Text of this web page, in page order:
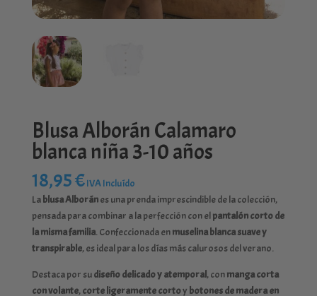
Blusa Alborán Calamaro
blanca niña 3-10 años
18,95€IVA Incluído
La blusa Alboránes una prenda imprescindible de la colección,
pensada para combinar a la perfección con el pantalón corto de
la misma familia. Confeccionada enmuselina blanca suave y
transpirable, es ideal para los días más calurosos del verano.
Destaca por sudiseño delicado y atemporal, conmanga corta
con volante,corte ligeramente cortoy botones de madera en